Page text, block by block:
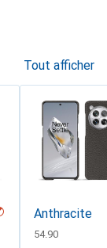
Tout afficher
Anthracite
CHF
54.90